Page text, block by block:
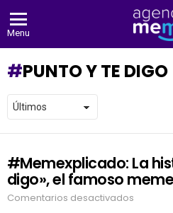
Menu
PUNTO Y TE DIGO
LATEST
STORIES
#Memexplicado: La
digo», el famoso
Comentarios desactivados